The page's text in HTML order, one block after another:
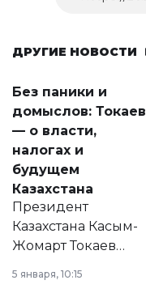
ДРУГИЕ НОВОСТИ
Без паники и
домыслов: Токаев
— о власти,
налогах и
будущем
Казахстана
Президент
Казахстана Касым-
Жомарт Токаев
сразу несколько
5 января, 10:15